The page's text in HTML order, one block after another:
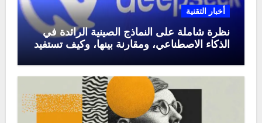
أخبار التقنية
نظرة شاملة على النماذج الصينية الرائدة في
الذكاء الاصطناعي، ومقارنة بينها، وكيف تستفيد